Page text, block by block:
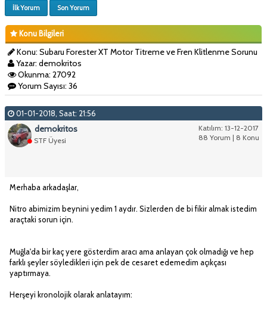
İlk Yorum Son Yorum
Konu Bilgileri
Konu: Subaru Forester XT Motor Titreme ve Fren Klitlenme Sorunu
Yazar: demokritos
Okunma: 27092
Yorum Sayısı: 36
01-01-2018, Saat: 21:56
Katılım: 13-12-2017
88 Yorum | 8 Konu
demokritos
STF Üyesi
Merhaba arkadaşlar,
Nitro abimizim beynini yedim 1 aydır. Sizlerden de bi fikir almak istedim
araçtaki sorun için.
Muğla'da bir kaç yere gösterdim aracı ama anlayan çok olmadığı ve hep
farklı şeyler söyledikleri için pek de cesaret edemedim açıkçası
yaptırmaya.
Herşeyi kronolojik olarak anlatayım: